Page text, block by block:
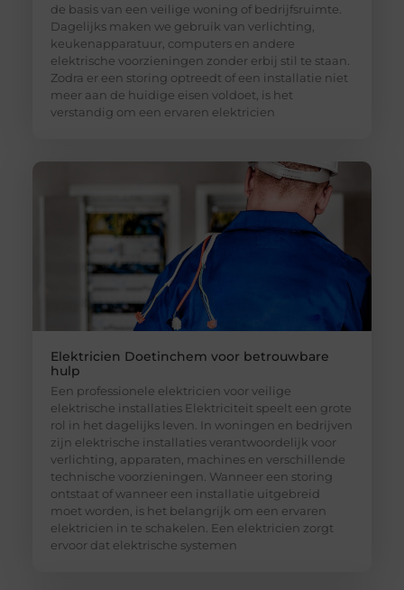
de basis van een veilige woning of bedrijfsruimte.
Dagelijks maken we gebruik van verlichting,
keukenapparatuur, computers en andere
elektrische voorzieningen zonder erbij stil te staan.
Zodra er een storing optreedt of een installatie niet
meer aan de huidige eisen voldoet, is het
verstandig om een ervaren elektricien
Elektricien Doetinchem voor betrouwbare
hulp
Een professionele elektricien voor veilige
elektrische installaties Elektriciteit speelt een grote
rol in het dagelijks leven. In woningen en bedrijven
zijn elektrische installaties verantwoordelijk voor
verlichting, apparaten, machines en verschillende
technische voorzieningen. Wanneer een storing
ontstaat of wanneer een installatie uitgebreid
moet worden, is het belangrijk om een ervaren
elektricien in te schakelen. Een elektricien zorgt
ervoor dat elektrische systemen